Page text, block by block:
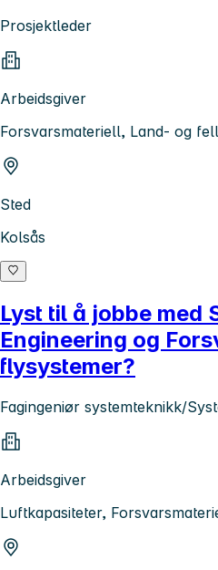
Prosjektleder
Arbeidsgiver
Forsvarsmateriell, Land- og
Sted
Kolsås
Lyst til å jobbe med
Engineering og
flysystemer?
Fagingeniør systemteknikk/
Arbeidsgiver
Luftkapasiteter,